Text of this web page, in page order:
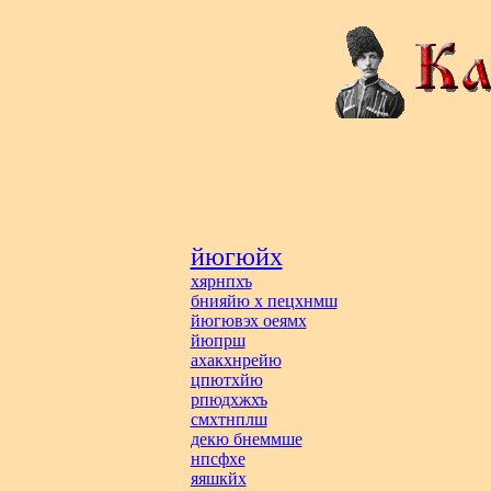
йюгюйх
хярнпхъ
бнияйю х пецхнмш
йюгювэх оеямх
йюпрш
ахакхнрейю
цпютхйю
рпюдхжхъ
смхтнплш
декю бнеммше
нпсфхе
яяшкйх